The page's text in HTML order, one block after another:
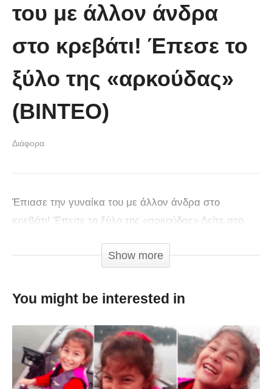
άτυχη μέρα στη δουλειά
του με άλλον άνδρα
στο κρεβάτι! Έπεσε το
ξύλο της «αρκούδας»
(ΒΙΝΤΕΟ)
Διάφορα
Έπιασε την γυναίκα του με άλλον άνδρα στο
κρεβάτι! Έπεσε το ξύλο της «αρκούδας» Δείτε στο
Show more
You might be interested in